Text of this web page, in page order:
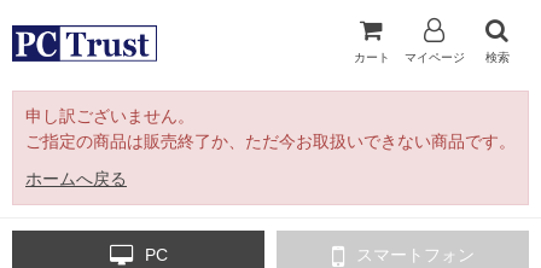
カート マイページ 検索
申し訳ございません。
ご指定の商品は販売終了か、ただ今お取扱いできない商品です。
ホームへ戻る
PC スマートフォン